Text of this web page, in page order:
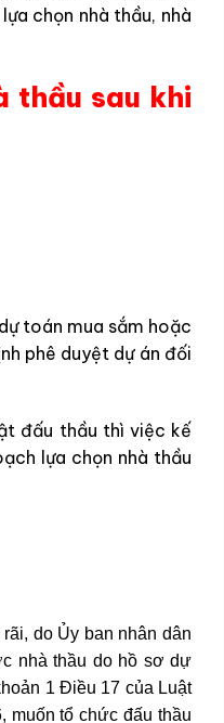
chọn nhà thầu, nhà
thầu sau khi
toán mua sắm hoặc
phê duyệt dự án đối
đấu thầu thì việc kế
lựa chọn nhà thầu
do Ủy ban nhân dân
nhà thầu do hồ sơ dự
1 Điều 17 của Luật
muốn tổ chức đấu thầu